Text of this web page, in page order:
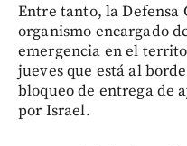
Entre tanto, la Defensa
organismo encargado
emergencia en el
jueves que está al
bloqueo de entrega de
por Israel.